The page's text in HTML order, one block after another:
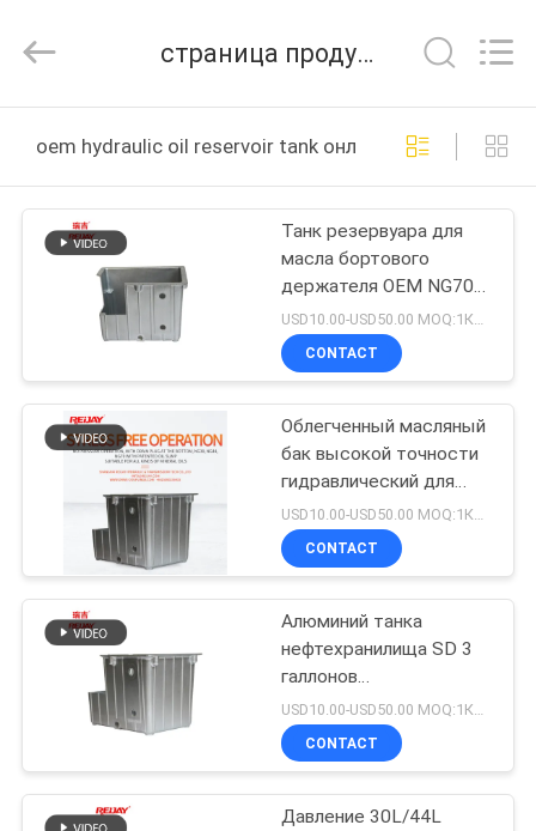
СТРАНИЦА
ПРОДУКТЫ
ВИДЕО
НАС
ПУТЕШЕСТВИЕ
ФАБРИКИ
КОНТРОЛЬ
КАЧЕСТВА
КОНТАКТНЫЕ
ДАННЫЕ
Ltd..
Reserved.
страница продукта
oem hydraulic oil reservoir tank онлайн производство
Танк резервуара для
масла бортового
держателя OEM NG70
гидравлический
большой том
USD10.00-USD50.00 MOQ:1Комплект
CONTACT
Облегченный масляный
бак высокой точности
гидравлический для
корабля установил
управляющие
устройства
CONTACT
Алюминий танка
нефтехранилища SD 3
галлонов
гидравлический 11 W/K
CONTACT
Давление 30L/44L